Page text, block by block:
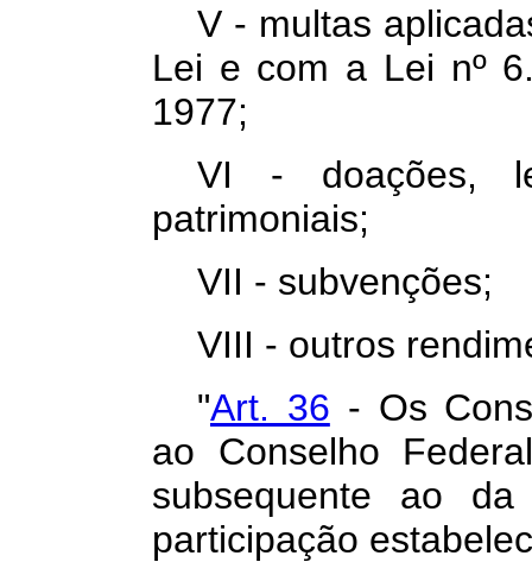
V - multas
Lei e com a Lei nº
1977;
VI - doações,
patrimoniais;
VII - subvenções;
VIII - outros
"Art. 36 - Os
ao Conselho
subsequente ao
participação